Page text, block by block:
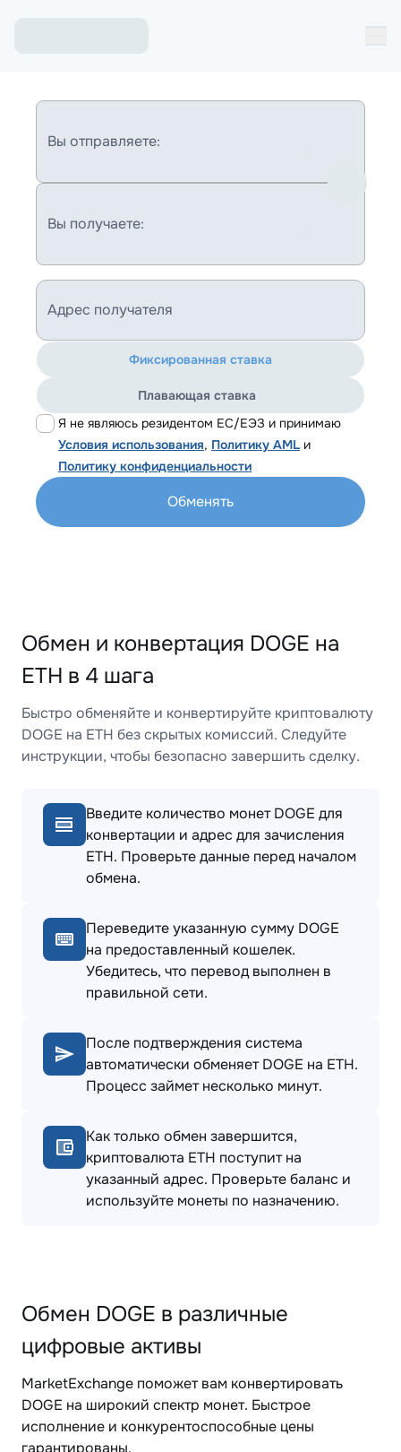
Вы отправляете:
Вы получаете:
Адрес получателя
Я не являюсь резидентом ЕС/ЕЭЗ и принимаю
Условия использования, Политику AML и
Политику конфиденциальности
Фиксированная ставка
Плавающая ставка
Обменять
Обмен и конвертация DOGE на
ETH в 4 шага
Быстро обменяйте и конвертируйте криптовалюту
DOGE на ETH без скрытых комиссий. Следуйте
инструкции, чтобы безопасно завершить сделку.
Введите количество монет DOGE для
конвертации и адрес для зачисления
ETH. Проверьте данные перед началом
обмена.
Переведите указанную сумму DOGE
на предоставленный кошелек.
Убедитесь, что перевод выполнен в
правильной сети.
После подтверждения система
автоматически обменяет DOGE на ETH.
Процесс займет несколько минут.
Как только обмен завершится,
криптовалюта ETH поступит на
указанный адрес. Проверьте баланс и
используйте монеты по назначению.
Обмен DOGE в различные
цифровые активы
MarketExchange поможет вам конвертировать
DOGE на широкий спектр монет. Быстрое
исполнение и конкурентоспособные цены
гарантированы.